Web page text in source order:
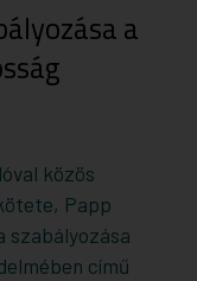
a
közös
Papp
szabályozása
című